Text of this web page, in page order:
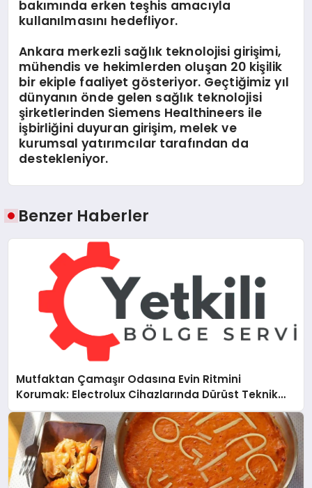
bakımında erken teşhis amacıyla
kullanılmasını hedefliyor.
Ankara merkezli sağlık teknolojisi girişimi,
mühendis ve hekimlerden oluşan 20 kişilik
bir ekiple faaliyet gösteriyor. Geçtiğimiz yıl
dünyanın önde gelen sağlık teknolojisi
şirketlerinden Siemens Healthineers ile
işbirliğini duyuran girişim, melek ve
kurumsal yatırımcılar tarafından da
destekleniyor.
Benzer Haberler
Mutfaktan Çamaşır Odasına Evin Ritmini
Korumak: Electrolux Cihazlarında Dürüst Teknik
Destek Deneyimi